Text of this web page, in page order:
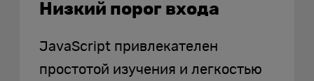
Низкий порог входа
JavaScript привлекателен
простотой изучения и легкостью